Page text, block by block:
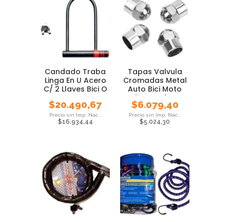
Candado Traba
Linga En U Acero
C/ 2 Llaves Bici O
$20.490,67
$16.934,44
Tapas Valvula
Cromadas Metal
Auto Bici Moto
Blister X 4 Un
$6.079,40
$5.024,30